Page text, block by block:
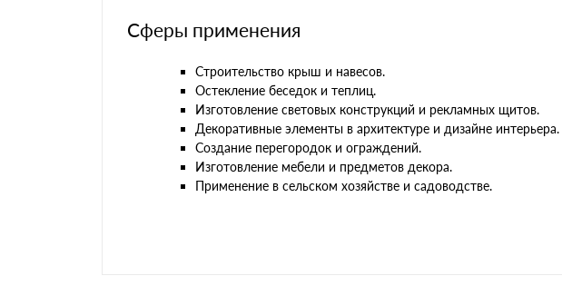
Сферы применения
Строительство крыш и навесов.
Остекление беседок и теплиц.
Изготовление световых конструкций и рекламных щитов.
Декоративные элементы в архитектуре и дизайне интерьера.
Создание перегородок и ограждений.
Изготовление мебели и предметов декора.
Применение в сельском хозяйстве и садоводстве.